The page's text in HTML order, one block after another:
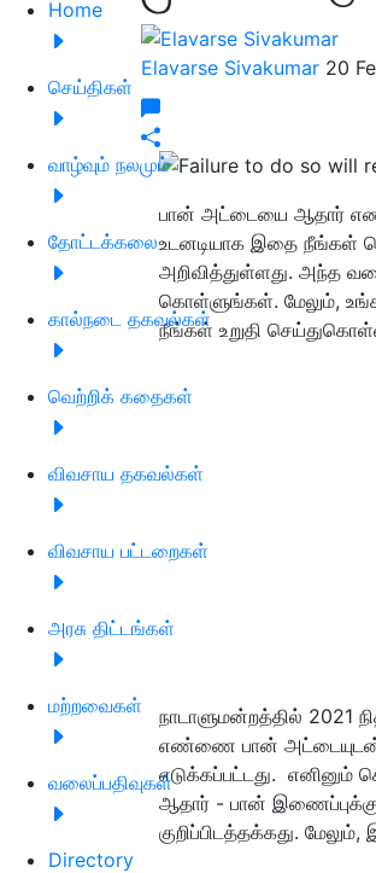
Home
செய்திகள்
வாழ்வும் நலமும்
தோட்டக்கலை
கால்நடை தகவல்கள்
வெற்றிக் கதைகள்
விவசாய தகவல்கள்
விவசாய பட்டறைகள்
அரசு திட்டங்கள்
மற்றவைகள்
வலைப்பதிவுகள்
Directory
Elavarse Sivakumar 20
பான் அட்டையை ஆதார்
உடனடியாக இதை நீங்கள்
அறிவித்துள்ளது. அந்த
கொள்ளுங்கள். மேலும்,
நீங்கள் உறுதி செய்துகொள்ள
நாடாளுமன்றத்தில் 2021
எண்ணை பான் அட்டையுடன்
எடுக்கப்பட்டது. எனினும்
ஆதார் - பான் இணைப்புக்கு
குறிப்பிடத்தக்கது.